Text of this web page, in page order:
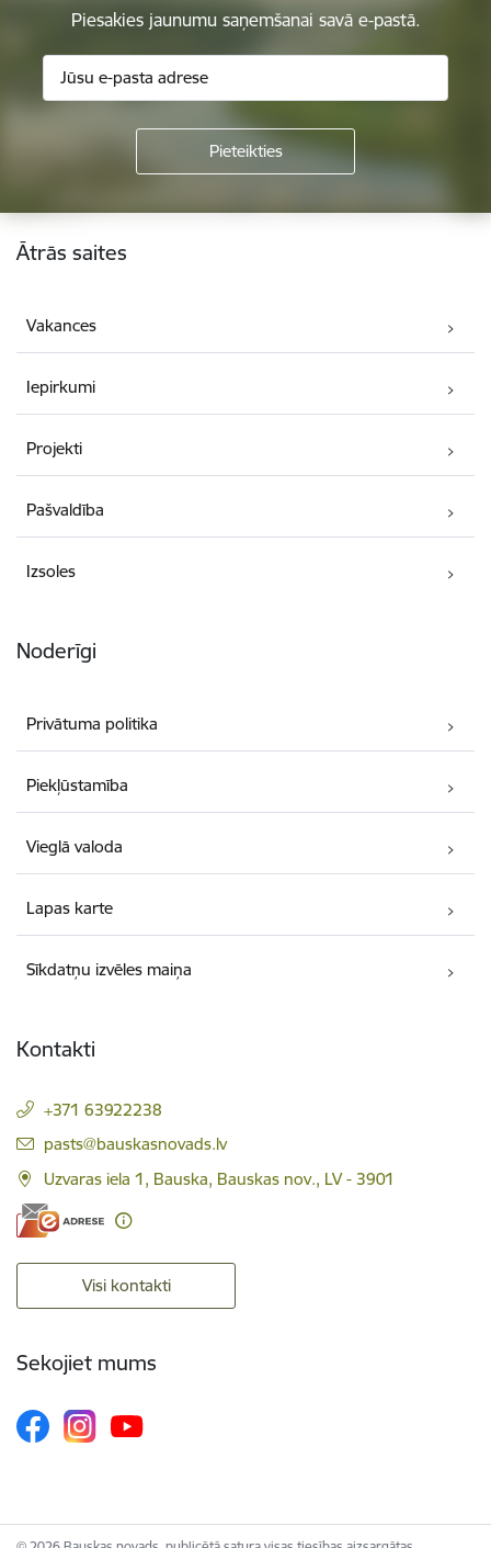
Piesakies jaunumu saņemšanai savā e-pastā.
Kājene
Ātrās saites
Vakances
Iepirkumi
Projekti
Pašvaldība
Izsoles
Noderīgi
Privātuma politika
Piekļūstamība
Vieglā valoda
Lapas karte
Sīkdatņu izvēles maiņa
Kontakti
+371 63922238
E-pasts:
pasts@bauskasnovads.lv
Uzvaras iela 1, Bauska, Bauskas nov., LV - 3901
Visi kontakti
Sekojiet mums